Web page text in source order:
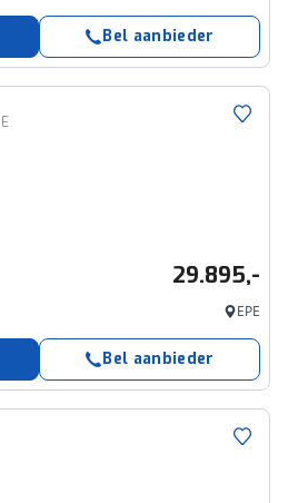
Bel aanbieder
29.895,-
EPE
Bel aanbieder